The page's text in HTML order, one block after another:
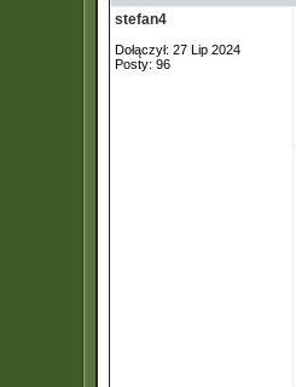
stefan4
Dołączył: 27 Lip 2024
Posty: 96